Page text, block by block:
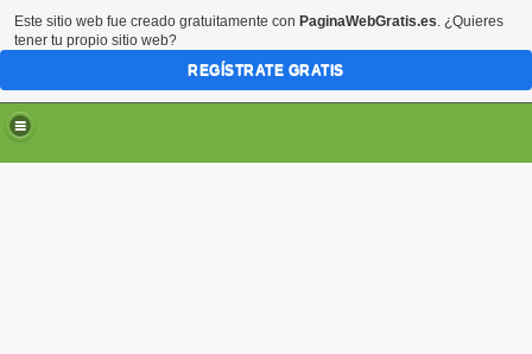
Este sitio web fue creado gratuitamente con PaginaWebGratis.es. ¿Quieres
tener tu propio sitio web?
REGÍSTRATE GRATIS